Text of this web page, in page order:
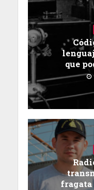
que
fragata